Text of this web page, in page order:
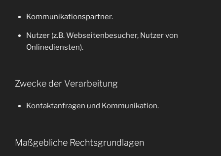
Kommunikationspartner.
Nutzer (z.B. Webseitenbesucher, Nutzer von
Onlinediensten).
Zwecke der Verarbeitung
Kontaktanfragen und Kommunikation.
Maßgebliche Rechtsgrundlagen